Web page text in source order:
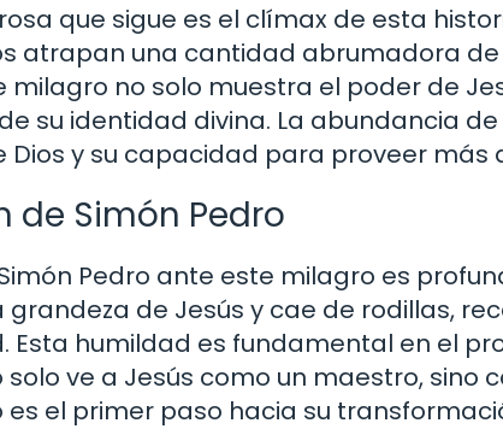
que sigue es el clímax de esta
atrapan una cantidad abrumadora
milagro no solo muestra el poder de
su identidad divina. La abundancia
Dios y su capacidad para proveer más
de Simón Pedro
Pedro ante este milagro es
de Jesús y cae de rodillas,
Esta humildad es fundamental en el
solo ve a Jesús como un maestro, sino
el primer paso hacia su